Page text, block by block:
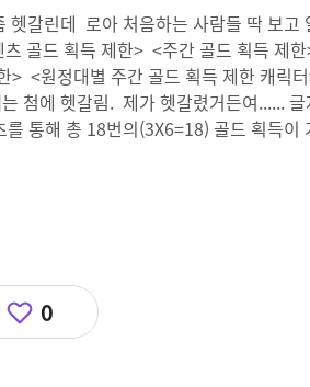
갈린데 로아 처음하는 사람들 딱 보고
골드 획득 제한> <주간 골드 획득 제
<원정대별 주간 골드 획득 제한 캐릭
첨에 헷갈림. 제가 헷갈렸거든여......
통해 총 18번의(3X6=18) 골드 획득
0